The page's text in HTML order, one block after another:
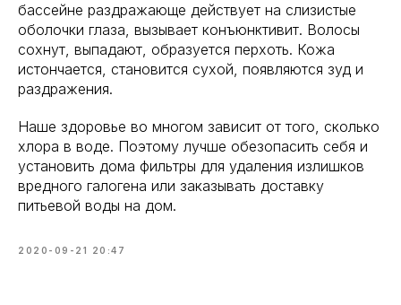
бассейне раздражающе действует на слизистые
оболочки глаза, вызывает конъюнктивит. Волосы
сохнут, выпадают, образуется перхоть. Кожа
истончается, становится сухой, появляются зуд и
раздражения.
Наше здоровье во многом зависит от того, сколько
хлора в воде. Поэтому лучше обезопасить себя и
установить дома фильтры для удаления излишков
вредного галогена или заказывать доставку
питьевой воды на дом.
2020-09-21 20:47